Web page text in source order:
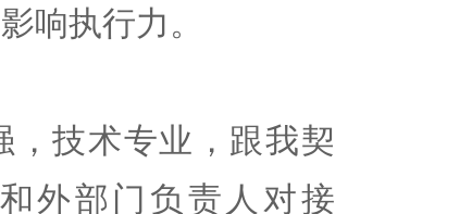
响执行力。
技术专业，跟我契
外部门负责人对接